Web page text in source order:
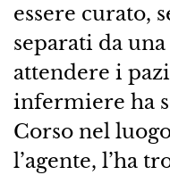
essere curato,
separati da
attendere i
infermiere ha
Corso nel
l’agente, l’ha